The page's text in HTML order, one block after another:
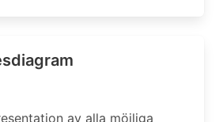
av alla möjliga